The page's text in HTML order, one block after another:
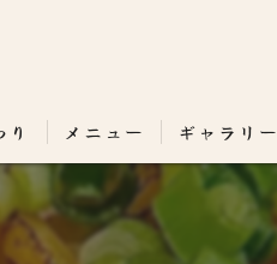
メニュー ギャラリー